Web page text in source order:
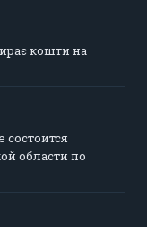
кошти на
области по